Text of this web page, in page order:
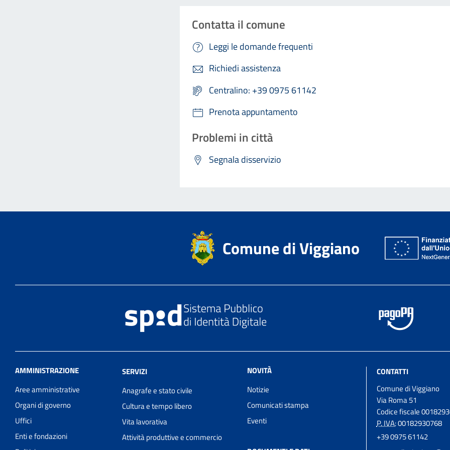
Contatta il comune
Leggi le domande frequenti
Richiedi assistenza
Centralino: +39 0975 61142
Prenota appuntamento
Problemi in città
Segnala disservizio
Comune di Viggiano
AMMINISTRAZIONE
Aree amministrative
Organi di governo
Uffici
Enti e fondazioni
SERVIZI
Anagrafe e stato civile
Cultura e tempo libero
Vita lavorativa
Attività produttive e commercio
NOVITÀ
Notizie
Comunicati stampa
Eventi
CONTATTI
Comune di Viggiano
Via Roma 51
Codice fiscale
P. IVA:00182930768
+39 0975 61142